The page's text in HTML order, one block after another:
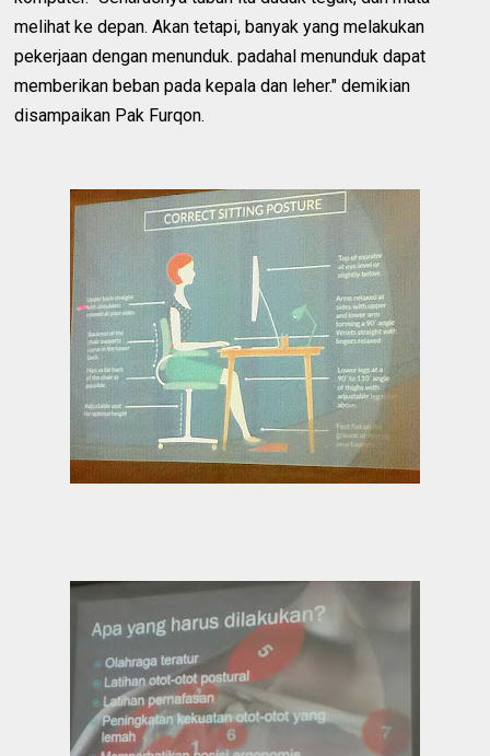
melihat ke depan. Akan tetapi, banyak yang melakukan
pekerjaan dengan menunduk. padahal menunduk dapat
memberikan beban pada kepala dan leher." demikian
disampaikan Pak Furqon.